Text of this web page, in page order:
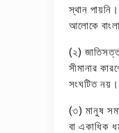
স্থান
আলোকে
(২)
সীমানার
সংঘটিত নয়।
(৩) মানুষ
বা একাধিক